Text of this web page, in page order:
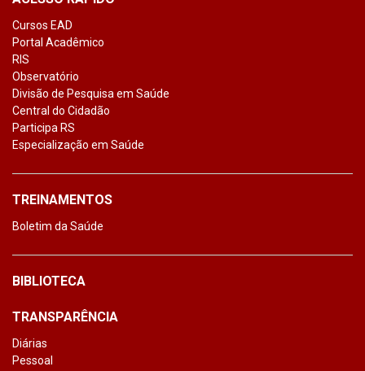
Cursos EAD
Portal Acadêmico
RIS
Observatório
Divisão de Pesquisa em Saúde
Central do Cidadão
Participa RS
Especialização em Saúde
TREINAMENTOS
Boletim da Saúde
BIBLIOTECA
TRANSPARÊNCIA
Diárias
Pessoal